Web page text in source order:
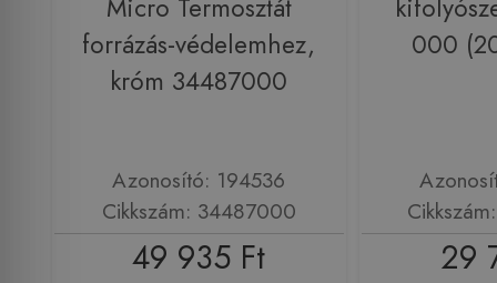
Micro Termosztát
forrázás-védelemhez,
króm 34487000
Azonosító: 194536
Cikkszám: 34487000
49 935 Ft
000
29